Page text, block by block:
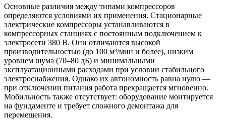
Основные различия между типами компрессоров
определяются условиями их применения. Стационарные
электрические компрессоры устанавливаются в
компрессорных станциях с постоянным подключением к
электросети 380 В. Они отличаются высокой
производительностью (до 100 м³/мин и более), низким
уровнем шума (70–80 дБ) и минимальными
эксплуатационными расходами при условии стабильного
электроснабжения. Однако их автономность равна нулю —
при отключении питания работа прекращается мгновенно.
Мобильность также отсутствует: оборудование монтируется
на фундаменте и требует сложного демонтажа для
перемещения.